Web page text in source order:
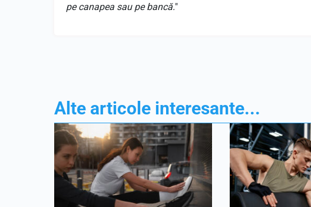
pe canapea sau pe bancă."
Alte articole interesante...